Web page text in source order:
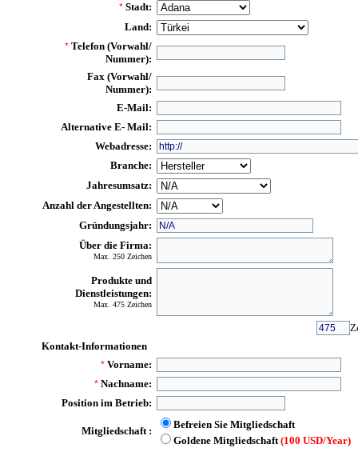
* Stadt:
Land:
* Telefon (Vorwahl/
Nummer):
Fax (Vorwahl/
Nummer):
E-Mail:
Alternative E- Mail:
Webadresse:
Branche:
Jahresumsatz:
Anzahl der Angestellten:
Gründungsjahr:
Über die Firma:
Max. 250 Zeichen
Produkte und
Dienstleistungen:
Max. 475 Zeichen
Kontakt-Informationen
* Vorname:
* Nachname:
Position im Betrieb:
Mitgliedschaft :
Befreien Sie Mitgliedschaft
Goldene Mitgliedschaft(100 USD/Year)